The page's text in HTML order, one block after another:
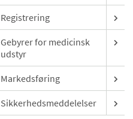
Registrering
Gebyrer for medicinsk
udstyr
Markedsføring
Sikkerhedsmeddelelser